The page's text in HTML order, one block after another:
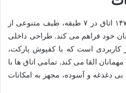
هتل آیبیس ایرپورت آنکارا با ۱۴۷ اتاق در ۷ طبقه، طیف متنوعی از
خود فراهم می کند. طراحی داخلی
کاربردی است که با کفپوش پارکت،
القا می کند. تمامی اتاق ها با
دغدغه و آسوده، مجهز به امکانات